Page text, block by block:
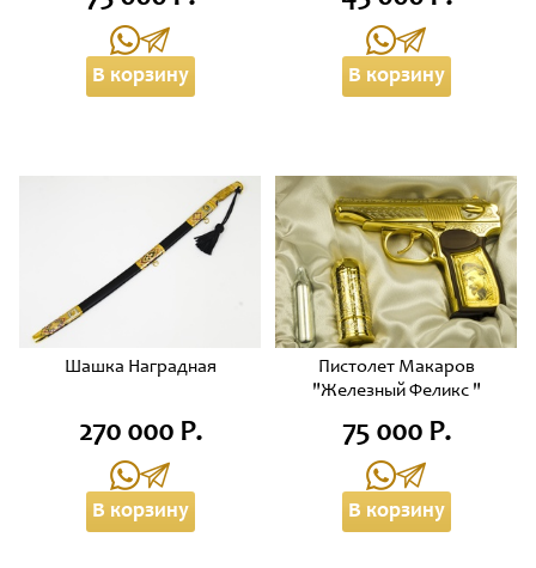
В корзину В корзину
Шашка Наградная
270 000 Р.
В корзину
Пистолет Макаров
"Железный Феликс "
75 000 Р.
В корзину